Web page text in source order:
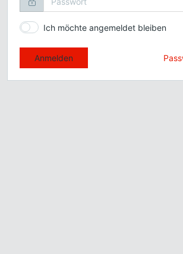
Ich möchte angemeldet bleiben